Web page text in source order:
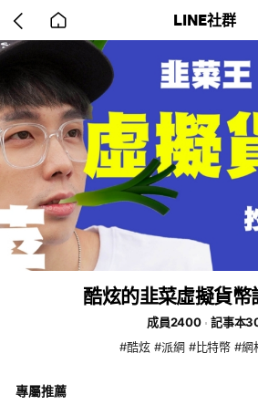
back
to
home
LINE社群
酷炫的韭菜虛擬貨幣
成員2400
記事本
#酷炫 #派網 #比特幣 #網
專屬推薦